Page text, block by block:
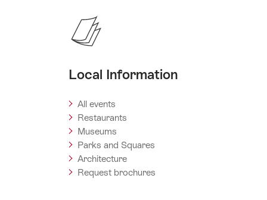
Local Information
All events
Restaurants
Museums
Parks and Squares
Architecture
Request brochures